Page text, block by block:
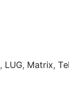
, LUG, Matrix,